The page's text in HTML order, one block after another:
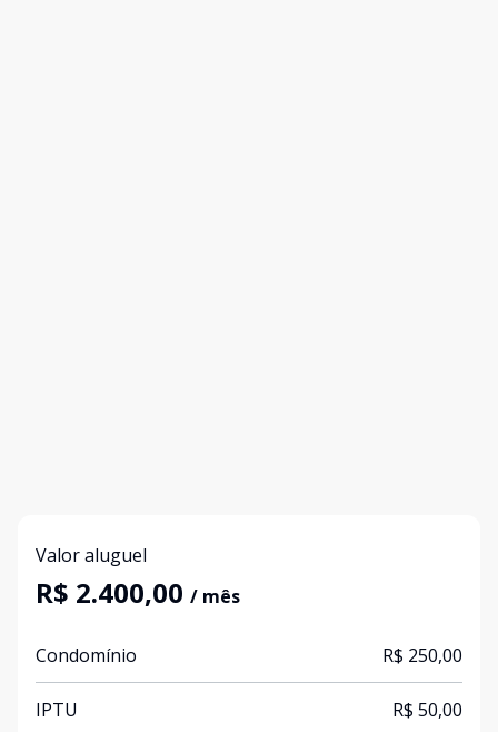
Valor aluguel
R$ 2.400,00 / mês
Condomínio R$ 250,00
IPTU R$ 50,00